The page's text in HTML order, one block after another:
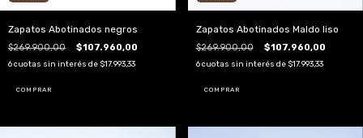
Zapatos Abotinados negros
$269.900,00 $107.960,00
6cuotas sin interés de $17.993,33
COMPRAR
Zapatos Abotinados Maldo liso
$269.900,00 $107.960,00
6 cuotas sin interés de $17.993,33
COMPRAR